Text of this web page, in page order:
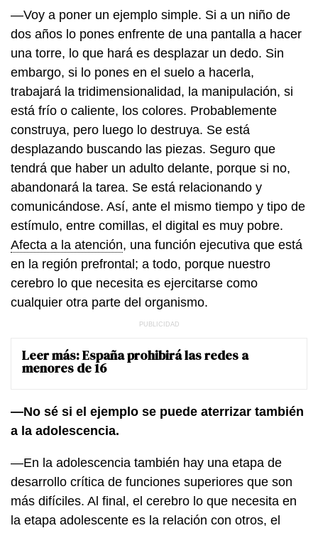
—Voy a poner un ejemplo simple. Si a un niño de
dos años lo pones enfrente de una pantalla a hacer
una torre, lo que hará es desplazar un dedo. Sin
embargo, si lo pones en el suelo a hacerla,
trabajará la tridimensionalidad, la manipulación, si
está frío o caliente, los colores. Probablemente
construya, pero luego lo destruya. Se está
desplazando buscando las piezas. Seguro que
tendrá que haber un adulto delante, porque si no,
abandonará la tarea. Se está relacionando y
comunicándose. Así, ante el mismo tiempo y tipo de
estímulo, entre comillas, el digital es muy pobre.
Afecta a la atención, una función ejecutiva que está
en la región prefrontal; a todo, porque nuestro
cerebro lo que necesita es ejercitarse como
cualquier otra parte del organismo.
Leer más:España prohibirá las redes a
menores de 16
—No sé si el ejemplo se puede aterrizar también
a la adolescencia.
—En la adolescencia también hay una etapa de
desarrollo crítica de funciones superiores que son
más difíciles. Al final, el cerebro lo que necesita en
la etapa adolescente es la relación con otros, el